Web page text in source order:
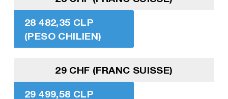
28 482,35 CLP
(PESO CHILIEN)
29 CHF (FRANC SUISSE)
29 499,58 CLP